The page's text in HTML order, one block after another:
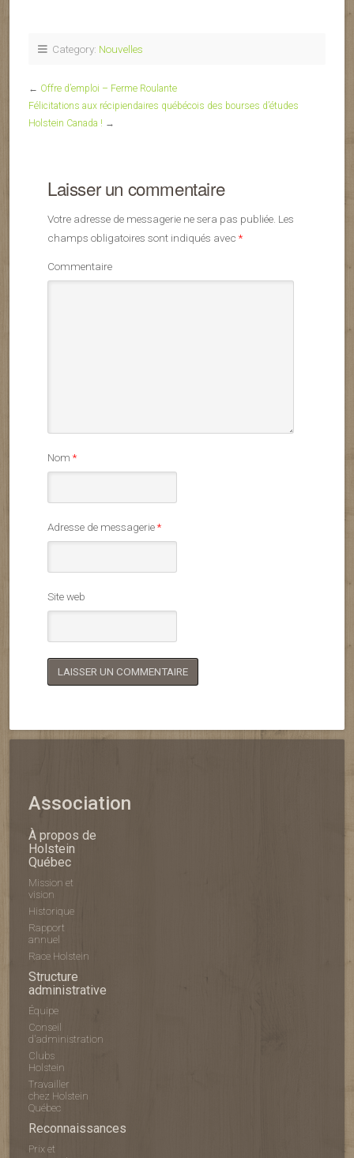
Category: Nouvelles
← Offre d’emploi – Ferme Roulante
Félicitations aux récipiendaires québécois des bourses d’études
Holstein Canada ! →
Laisser un commentaire
Votre adresse de messagerie ne sera pas publiée. Les
champs obligatoires sont indiqués avec *
Commentaire
Nom *
Adresse de messagerie*
Site web
Association
À propos de
Holstein
Québec
Mission et
vision
Historique
Rapport
annuel
Race Holstein
Structure
administrative
Équipe
Conseil
d'administration
Clubs
Holstein
Travailler
chez Holstein
Québec
Reconnaissances
Prix et